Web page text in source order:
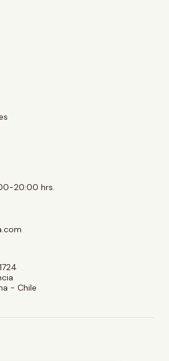
20:00 hrs.
- Chile